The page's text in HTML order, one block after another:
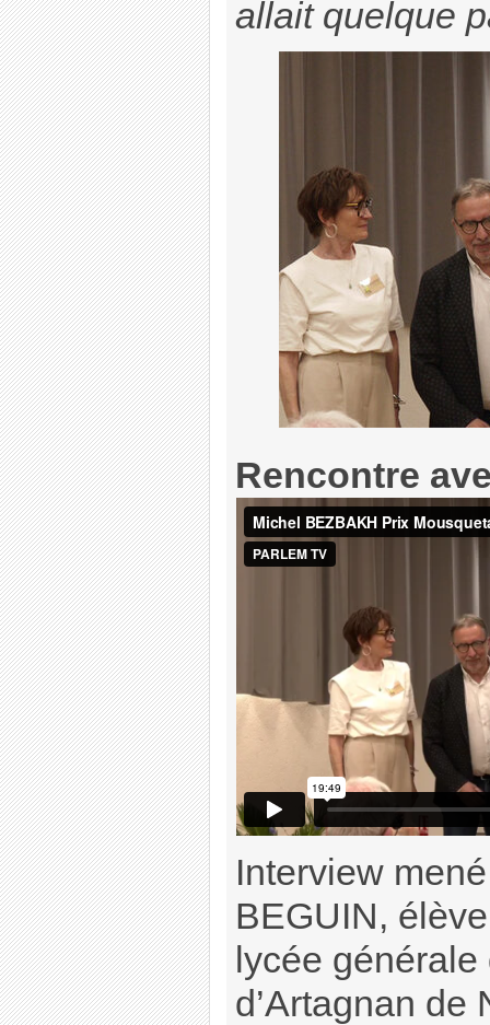
allait quelque
Rencontre
Interview
BEGUIN,
lycée
d’Artagnan de